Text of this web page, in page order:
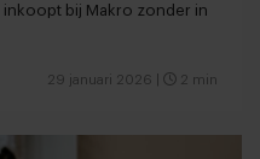
bij Makro zonder in
29 januari 2026 2 min